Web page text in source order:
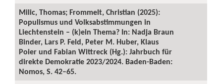
Milic, Thomas; Frommelt, Christian (2025):
Populismus und Volksabstimmungen in
Liechtenstein – (k)ein Thema? In: Nadja Braun
Binder, Lars P. Feld, Peter M. Huber, Klaus
Poier und Fabian Wittreck (Hg.): Jahrbuch für
direkte Demokratie 2023/2024. Baden-Baden:
Nomos, S. 42–65.